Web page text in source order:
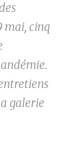
mai, cinq
galerie